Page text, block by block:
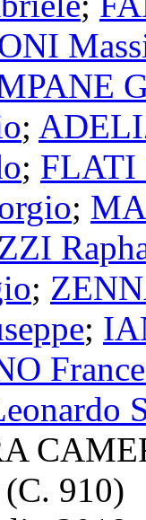
;
; FLATI
;
;
;
910)